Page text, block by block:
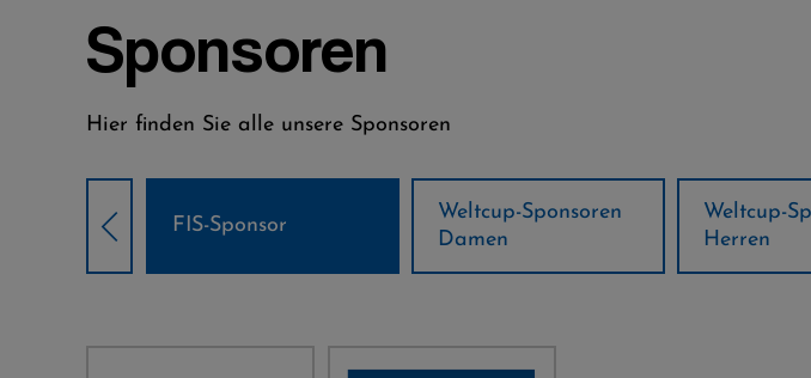
Sponsoren
Hier finden Sie alle unsere Sponsoren
Weltcup-Sponsoren
Damen
Weltcup-Sponsoren
Herren
Weltcup-
Mixed-Team